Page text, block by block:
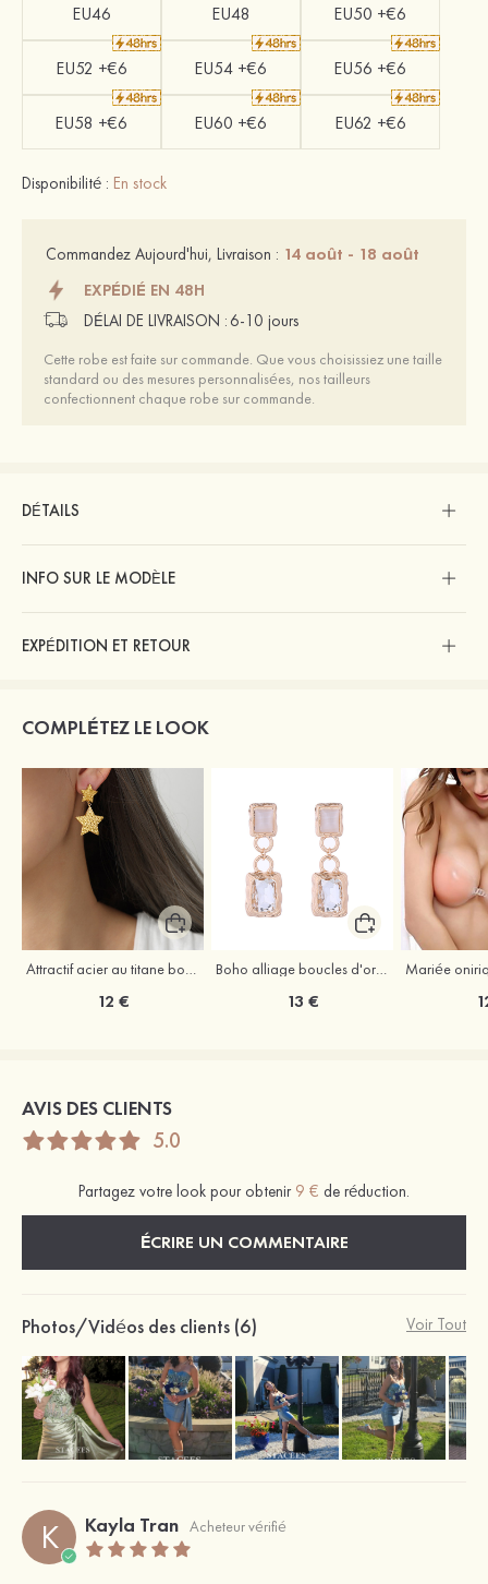
EU46 EU48 EU50 +€6
EU52 +€6 EU54 +€6 EU56 +€6
EU58 +€6 EU60 +€6 EU62 +€6
Disponibilité : En stock
Commandez Aujourd'hui, Livraison : 14 août - 18 août
EXPÉDIÉ EN 48H
DÉLAI DE LIVRAISON : 6-10 jours
Cette robe est faite sur commande. Que vous choisissiez une taille
standard ou des mesures personnalisées, nos tailleurs
confectionnent chaque robe sur commande.
DÉTAILS
INFO SUR LE MODÈLE
EXPÉDITION ET RETOUR
COMPLÉTEZ LE LOOK
Attractif acier au titane boucles d'oreilles or
12 €
Boho alliage boucles d'oreilles avec strass
13 €
AVIS DES CLIENTS
5.0
Partagez votre look pour obtenir 9 € de réduction.
ÉCRIRE UN COMMENTAIRE
Photos/Vidéos des clients (6) Voir Tout
K Kayla Tran Acheteur vérifié